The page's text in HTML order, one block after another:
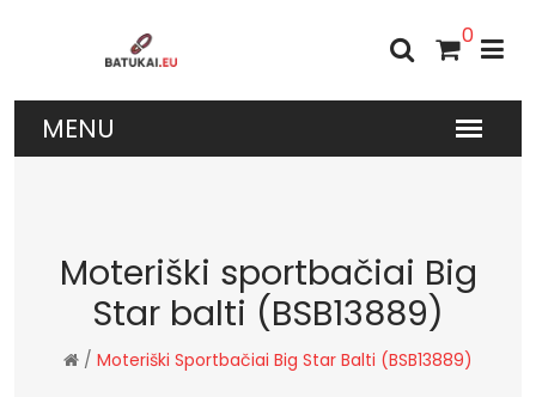
0
Moteriški sportbačiai Big
Star balti (BSB13889)
/ Moteriški Sportbačiai Big Star Balti (BSB13889)